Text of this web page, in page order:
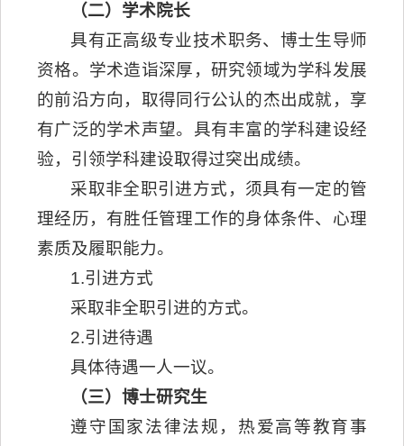
（二）学术院长
具有正高级专业技术职务、博士生导师
资格。学术造诣深厚，研究领域为学科发展
的前沿方向，取得同行公认的杰出成就，享
有广泛的学术声望。具有丰富的学科建设经
验，引领学科建设取得过突出成绩。
采取非全职引进方式，须具有一定的管
理经历，有胜任管理工作的身体条件、心理
素质及履职能力。
1.引进方式
采取非全职引进的方式。
2.引进待遇
具体待遇一人一议。
（三）博士研究生
遵守国家法律法规，热爱高等教育事